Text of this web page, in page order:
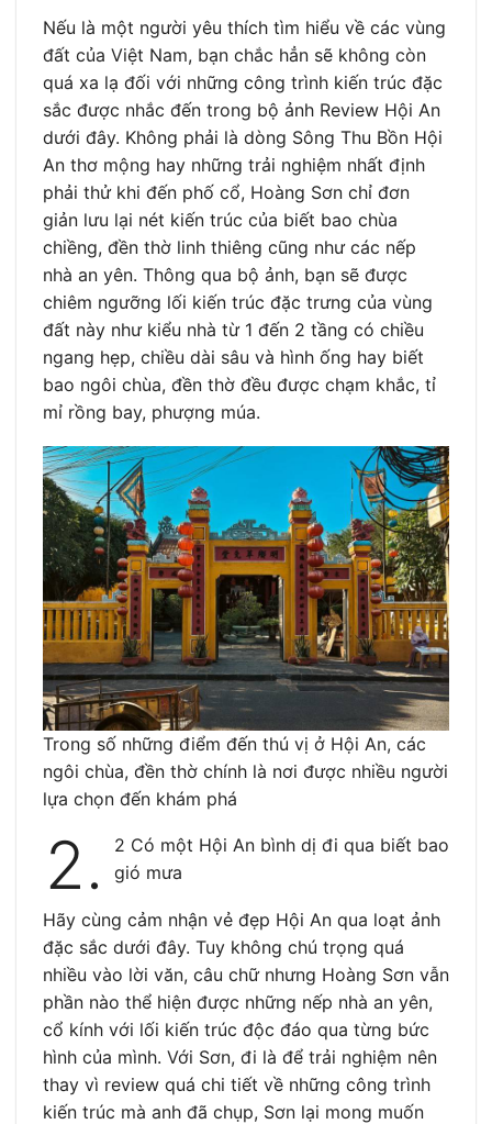
Nếu là một người yêu thích tìm hiểu về các vùng
đất của Việt Nam, bạn chắc hẳn sẽ không còn
quá xa lạ đối với những công trình kiến trúc đặc
sắc được nhắc đến trong bộ ảnh Review Hội An
dưới đây. Không phải là dòng Sông Thu Bồn Hội
An thơ mộng hay những trải nghiệm nhất định
phải thử khi đến phố cổ, Hoàng Sơn chỉ đơn
giản lưu lại nét kiến trúc của biết bao chùa
chiềng, đền thờ linh thiêng cũng như các nếp
nhà an yên. Thông qua bộ ảnh, bạn sẽ được
chiêm ngưỡng lối kiến trúc đặc trưng của vùng
đất này như kiểu nhà từ 1 đến 2 tầng có chiều
ngang hẹp, chiều dài sâu và hình ống hay biết
bao ngôi chùa, đền thờ đều được chạm khắc, tỉ
mỉ rồng bay, phượng múa.
Trong số những điểm đến thú vị ở Hội An, các
ngôi chùa, đền thờ chính là nơi được nhiều người
lựa chọn đến khám phá
2.
2 Có một Hội An bình dị đi qua biết bao
gió mưa
Hãy cùng cảm nhận vẻ đẹp Hội An qua loạt ảnh
đặc sắc dưới đây. Tuy không chú trọng quá
nhiều vào lời văn, câu chữ nhưng Hoàng Sơn vẫn
phần nào thể hiện được những nếp nhà an yên,
cổ kính với lối kiến trúc độc đáo qua từng bức
hình của mình. Với Sơn, đi là để trải nghiệm nên
thay vì review quá chi tiết về những công trình
kiến trúc mà anh đã chụp, Sơn lại mong muốn